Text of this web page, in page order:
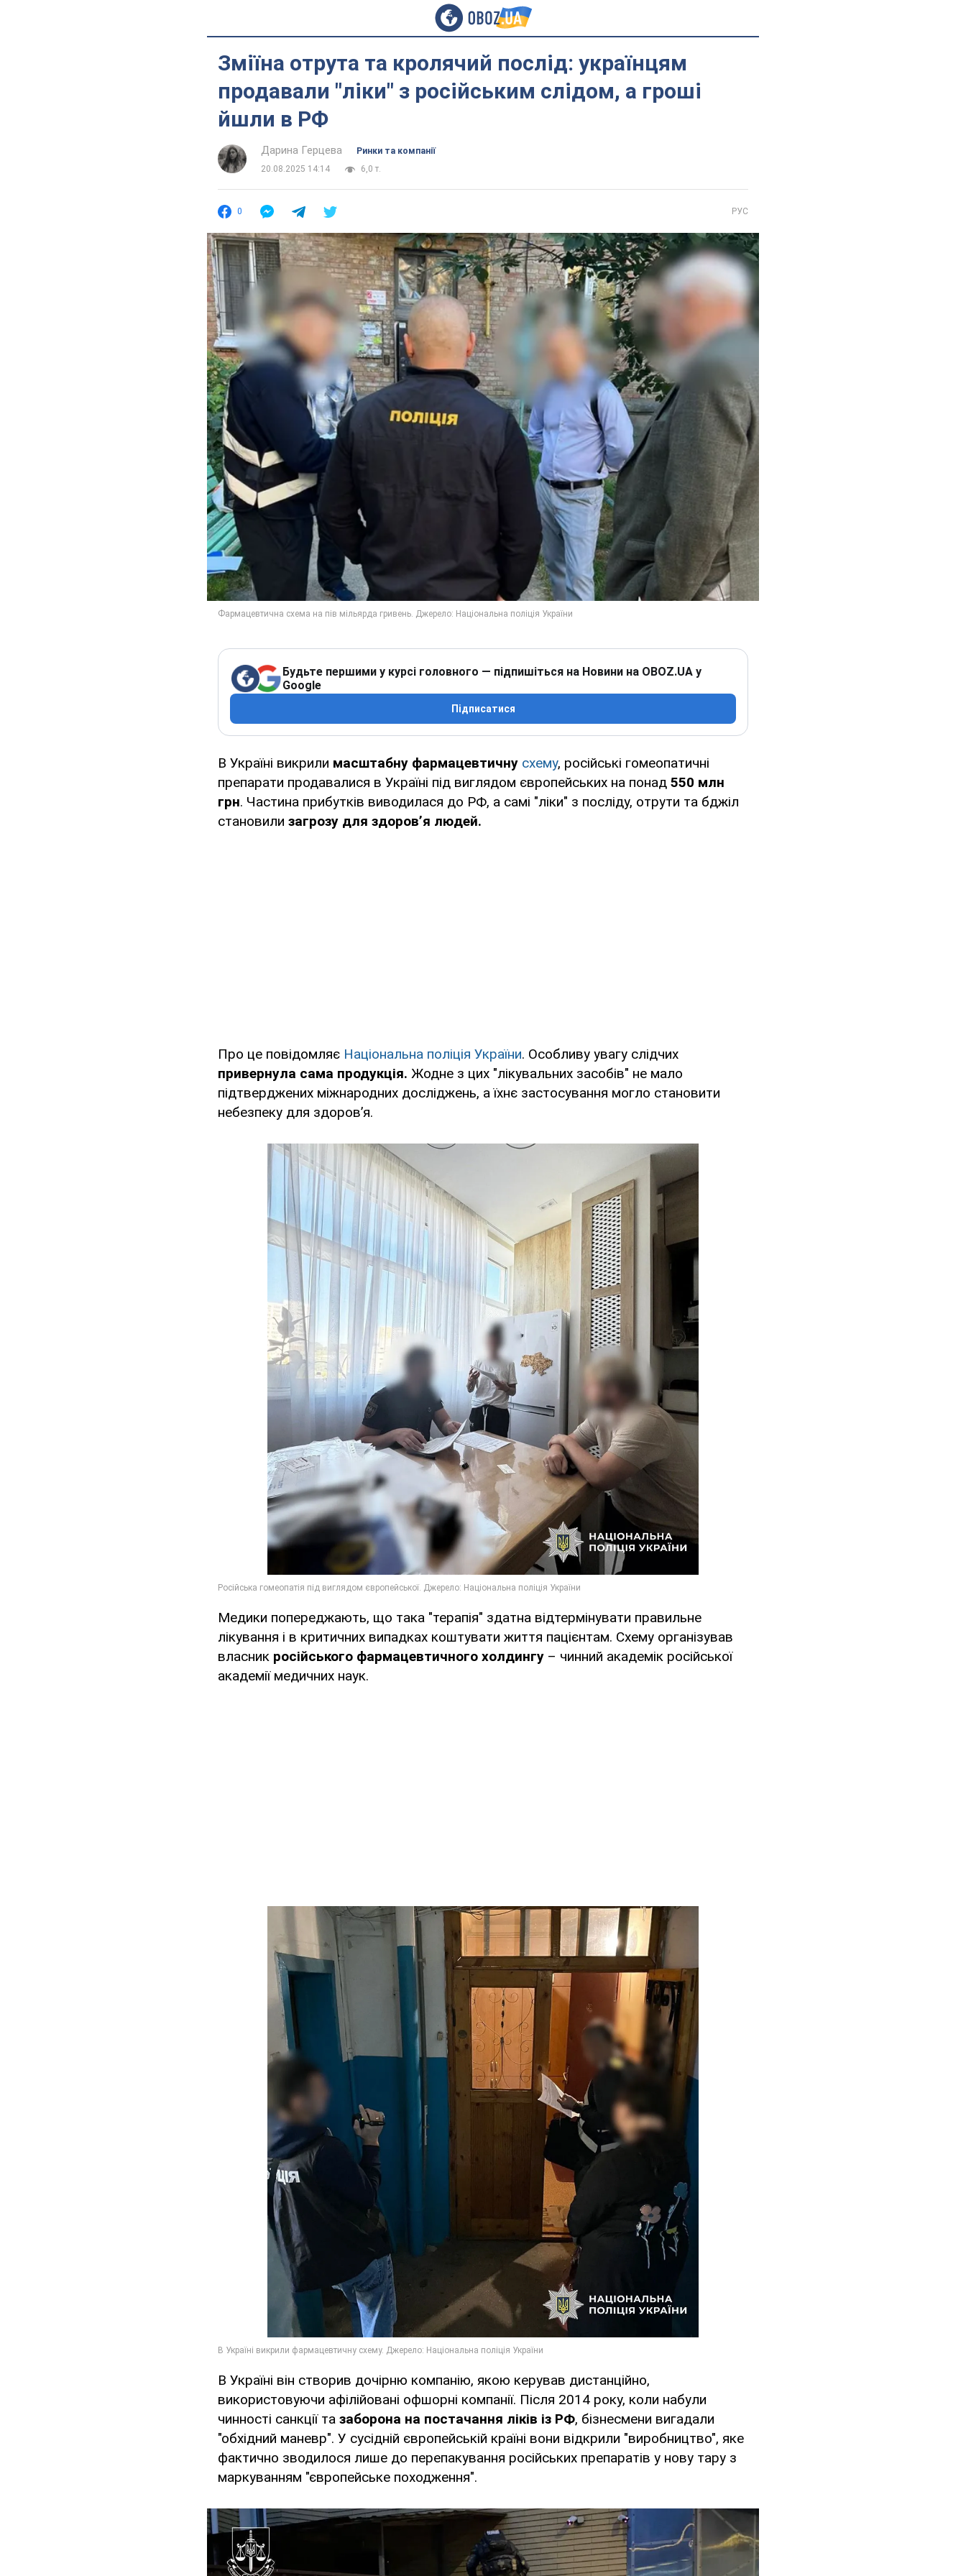
Зміїна отрута та кролячий послід: українцям
продавали "ліки" з російським слідом, а гроші
йшли в РФ
Дарина Герцева
Ринки та компанії
20.08.2025 14:14
6,0 т.
0 РУС
Будьте першими у курсі головного — підпишіться на Новини на OBOZ.UA у
Google
Підписатися
В Україні викрили масштабну фармацевтичну схему, російські гомеопатичні
препарати продавалися в Україні під виглядом європейських на понад 550 млн
грн. Частина прибутків виводилася до РФ, а самі "ліки" з посліду, отрути та бджіл
становили загрозу для здоров’я людей.
Про це повідомляє Національна поліція України. Особливу увагу слідчих
привернула сама продукція. Жодне з цих "лікувальних засобів" не мало
підтверджених міжнародних досліджень, а їхнє застосування могло становити
небезпеку для здоров’я.
Медики попереджають, що така "терапія" здатна відтермінувати правильне
лікування і в критичних випадках коштувати життя пацієнтам. Схему організував
власник російського фармацевтичного холдингу – чинний академік російської
академії медичних наук.
В Україні він створив дочірню компанію, якою керував дистанційно,
використовуючи афілійовані офшорні компанії. Після 2014 року, коли набули
чинності санкції та заборона на постачання ліків із РФ, бізнесмени вигадали
"обхідний маневр". У сусідній європейській країні вони відкрили "виробництво", яке
фактично зводилося лише до перепакування російських препаратів у нову тару з
маркуванням "європейське походження".